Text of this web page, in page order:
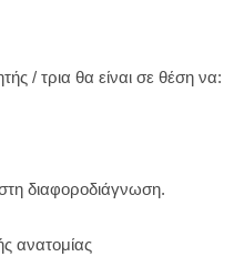
/ τρια θα είναι σε θέση να:
διαφοροδιάγνωση.
ανατομίας